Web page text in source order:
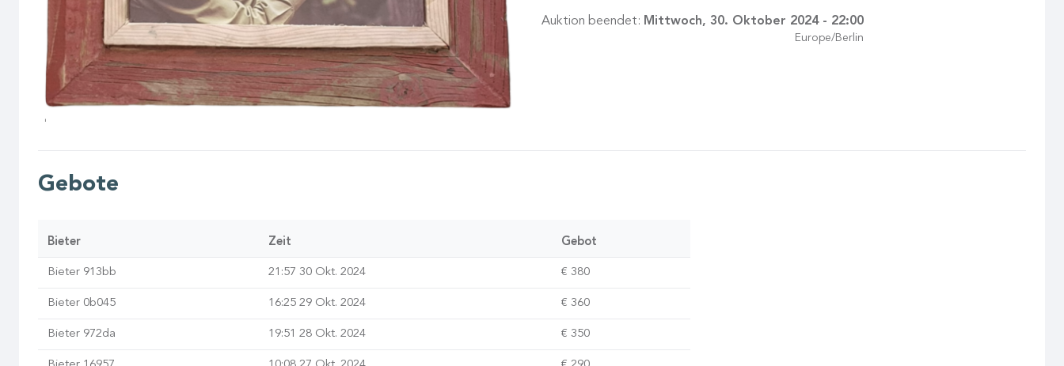
Auktion beendet: Mittwoch, 30. Oktober 2024 - 22:00
Europe/Berlin
Gebote
Bieter Zeit Gebot
Bieter 913bb 21:57 30 Okt. 2024 € 380
Bieter 0b045 16:25 29 Okt. 2024 € 360
Bieter 972da 19:51 28 Okt. 2024 € 350